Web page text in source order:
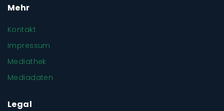
Mehr
Kontakt
Impressum
Mediathek
Mediadaten
Legal